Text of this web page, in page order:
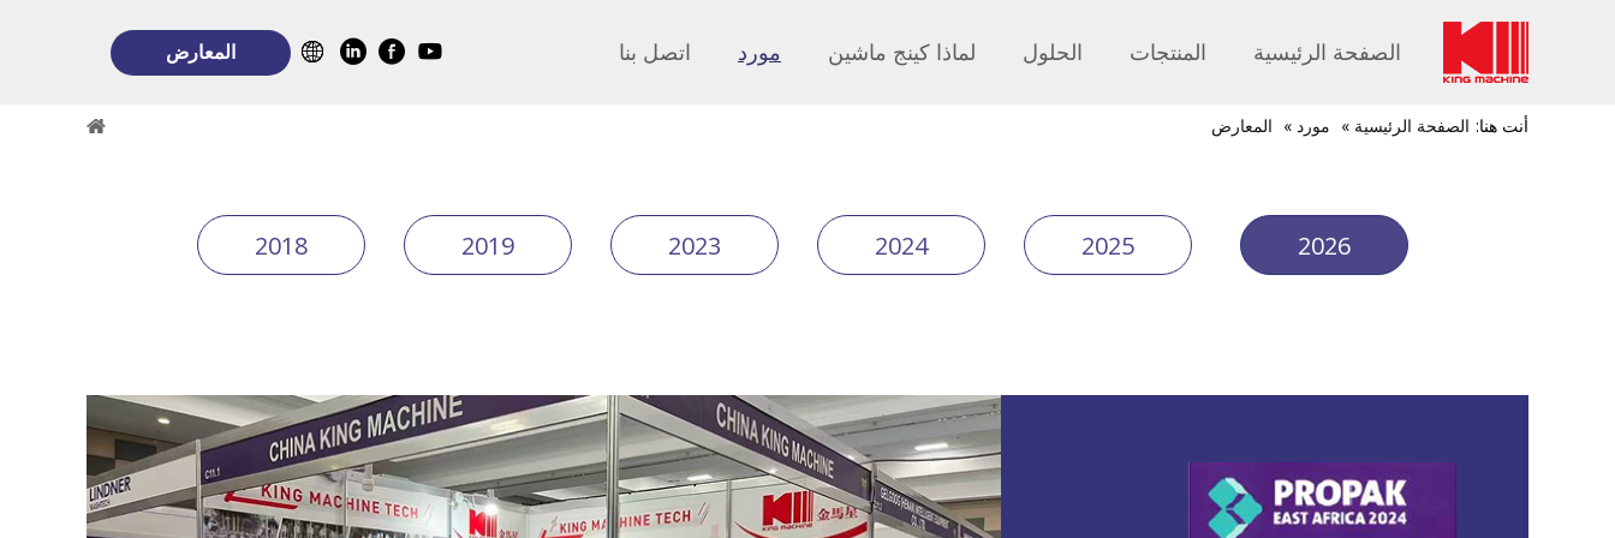
الصفحة الرئيسية المنتجات الحلول لماذا كينج ماشين مورد اتصل بنا المعارض
أنت هنا: الصفحة الرئيسية » مورد » المعارض
2026
2025
2024
2023
2019
2018